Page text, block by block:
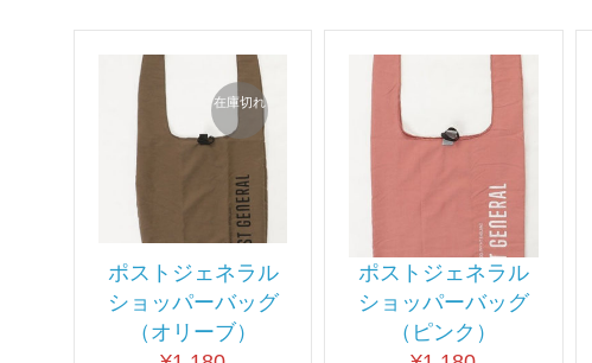
ポストジェネラル
ショッパーバッグ
（オリーブ）
在庫切れ
ポストジェネラル
ショッパーバッグ
（ピンク）